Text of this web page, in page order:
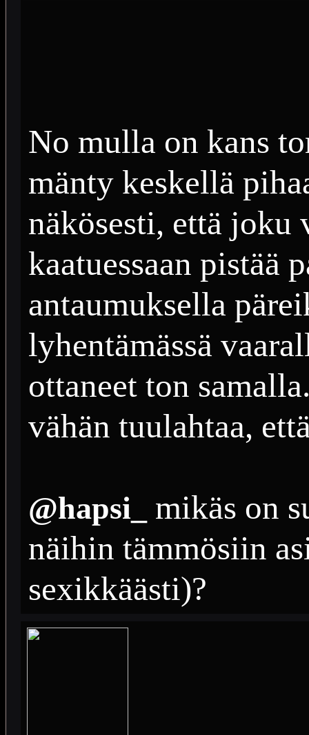
No mulla on kans
mänty keskellä
näkösesti, että joku
kaatuessaan pistää
antaumuksella
lyhentämässä
ottaneet ton
vähän tuulahtaa,
@hapsi_
mikäs on
näihin tämmösiin
sexikkäästi)?